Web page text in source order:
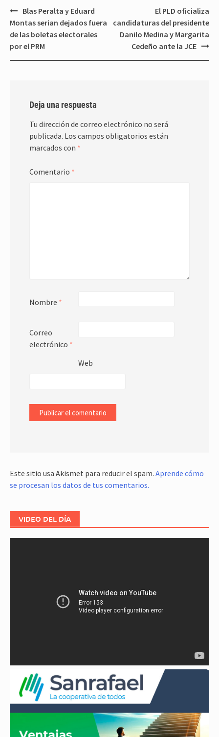
Navegación
de
entradas
Blas Peralta y Eduard
Montas serian dejados fuera
de las boletas electorales
por el PRM
El PLD oficializa
candidaturas del presidente
Danilo Medina y Margarita
Cedeño ante la JCE
Deja una respuesta
Tu dirección de correo electrónico no será
publicada. Los campos obligatorios están
marcados con *
Comentario *
Nombre *
Correo
electrónico *
Web
Este sitio usa Akismet para reducir el spam. Aprende cómo
se procesan los datos de tus comentarios.
VIDEO DEL DÍA